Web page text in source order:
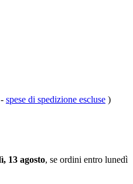
- spese di spedizione escluse )
13 agosto, se ordini entro lunedì